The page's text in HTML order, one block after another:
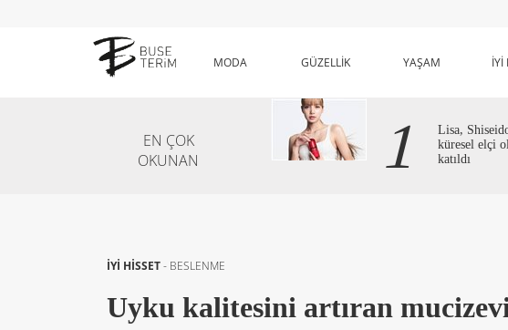
MODA GÜZELLİK YAŞAM İYİ
EN ÇOK
OKUNAN
1
Lisa,
küresel elçi
katıldı
İYİ HİSSET- BESLENME
Uyku kalitesini artıran